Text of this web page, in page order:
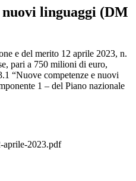
nuovi linguaggi (DM
e del merito 12 aprile 2023, n.
pari a 750 milioni di euro,
“Nuove competenze e nuovi
1 – del Piano nazionale
aprile-2023.pdf